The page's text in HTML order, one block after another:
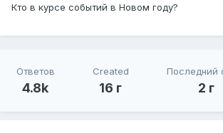
Кто в курсе событий в Новом году?
Ответов
4.8k
Created
16 г
Последний
2 г